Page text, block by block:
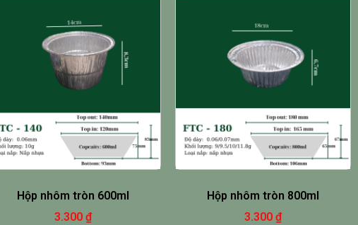
Hộp nhôm tròn 600ml
3.300₫
Hộp nhôm tròn 800ml
3.300₫